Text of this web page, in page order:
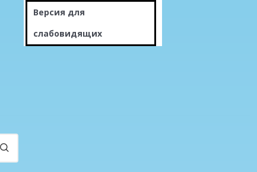
Версия для
слабовидящих